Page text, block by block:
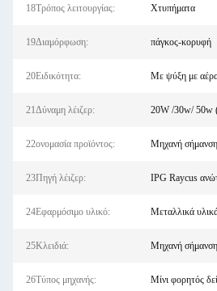
18Τρόπος λειτουργίας: Χτυπήματα
19Διαμόρφωση: πάγκος-κορυφή
20Ειδικότητα: Με ψύξη με
21Δύναμη λέιζερ: 20W /30w/ 50w
22ονομασία προϊόντος: Μηχανή
23Πηγή λέιζερ: IPG Raycus
24Εφαρμόσιμο υλικό: Μεταλλικά
25Κλειδιά: Μηχανή
26Τύπος μηχανής: Μίνι φορητός